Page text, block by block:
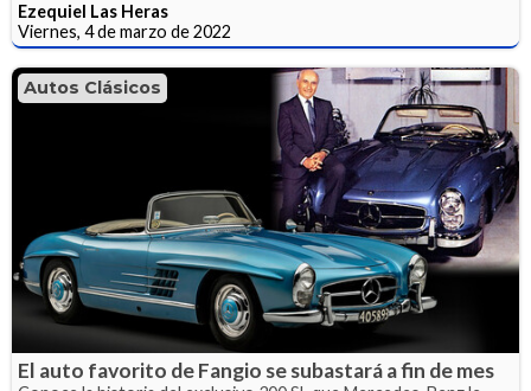
Ezequiel Las Heras
Viernes, 4 de marzo de 2022
Autos Clásicos
El auto favorito de Fangio se subastará a fin de mes